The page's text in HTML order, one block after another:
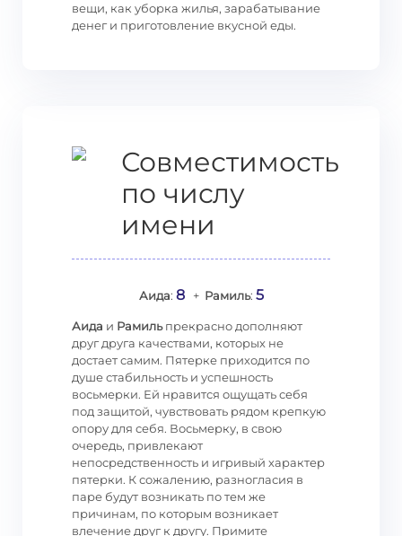
вещи, как уборка жилья, зарабатывание
денег и приготовление вкусной еды.
Совместимость
по числу
имени
Аида: 8+ Рамиль: 5
Аида и Рамильпрекрасно дополняют
друг друга качествами, которых не
достает самим. Пятерке приходится по
душе стабильность и успешность
восьмерки. Ей нравится ощущать себя
под защитой, чувствовать рядом крепкую
опору для себя. Восьмерку, в свою
очередь, привлекают
непосредственность и игривый характер
пятерки. К сожалению, разногласия в
паре будут возникать по тем же
причинам, по которым возникает
влечение друг к другу. Примите